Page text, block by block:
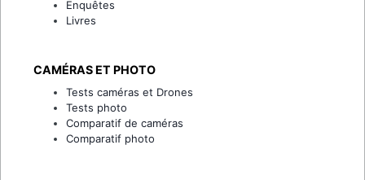
Enquêtes
Livres
CAMÉRAS ET PHOTO
Tests caméras et Drones
Tests photo
Comparatif de caméras
Comparatif photo